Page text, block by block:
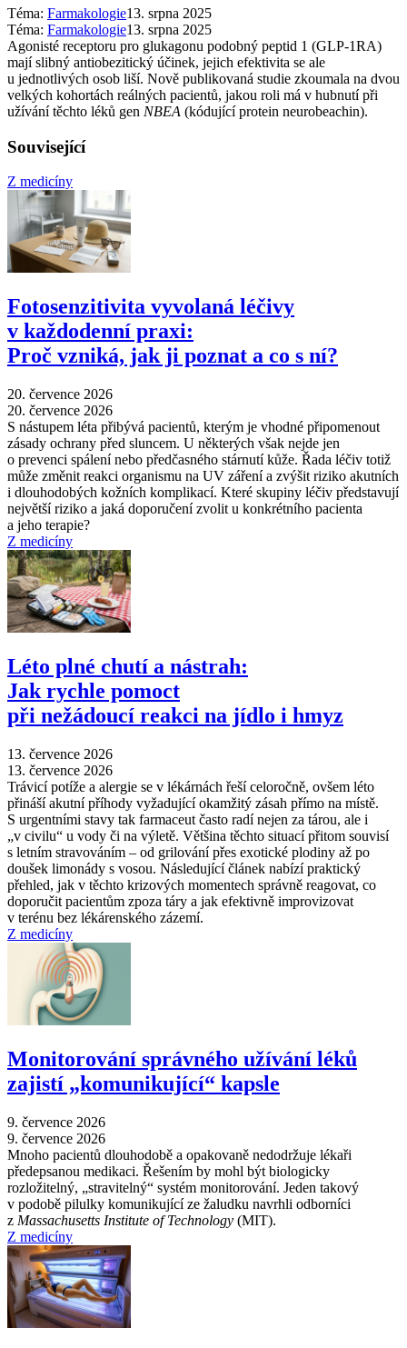
Téma: Farmakologie13. srpna 2025
Téma: Farmakologie13. srpna 2025
Agonisté receptoru pro glukagonu podobný peptid 1 (GLP-1RA)
mají slibný antiobezitický účinek, jejich efektivita se ale
u jednotlivých osob liší. Nově publikovaná studie zkoumala na dvou
velkých kohortách reálných pacientů, jakou roli má v hubnutí při
užívání těchto léků gen NBEA (kódující protein neurobeachin).
Související
Z medicíny
Fotosenzitivita vyvolaná léčivy
v každodenní praxi:
Proč vzniká, jak ji poznat a co s ní?
20. července 2026
20. července 2026
S nástupem léta přibývá pacientů, kterým je vhodné připomenout
zásady ochrany před sluncem. U některých však nejde jen
o prevenci spálení nebo předčasného stárnutí kůže. Řada léčiv totiž
může změnit reakci organismu na UV záření a zvýšit riziko akutních
i dlouhodobých kožních komplikací. Které skupiny léčiv představují
největší riziko a jaká doporučení zvolit u konkrétního pacienta
a jeho terapie?
Z medicíny
Léto plné chutí a nástrah:
Jak rychle pomoct
při nežádoucí reakci na jídlo i hmyz
13. července 2026
13. července 2026
Trávicí potíže a alergie se v lékárnách řeší celoročně, ovšem léto
přináší akutní příhody vyžadující okamžitý zásah přímo na místě.
S urgentními stavy tak farmaceut často radí nejen za tárou, ale i
„v civilu“ u vody či na výletě. Většina těchto situací přitom souvisí
s letním stravováním –⁠ od grilování přes exotické plodiny až po
doušek limonády s vosou. Následující článek nabízí praktický
přehled, jak v těchto krizových momentech správně reagovat, co
doporučit pacientům zpoza táry a jak efektivně improvizovat
v terénu bez lékárenského zázemí.
Z medicíny
Monitorování správného užívání léků
zajistí „komunikující“ kapsle
9. července 2026
9. července 2026
Mnoho pacientů dlouhodobě a opakovaně nedodržuje lékaři
předepsanou medikaci. Řešením by mohl být biologicky
rozložitelný, „stravitelný“ systém monitorování. Jeden takový
v podobě pilulky komunikující ze žaludku navrhli odborníci
z Massachusetts Institute of Technology (MIT).
Z medicíny